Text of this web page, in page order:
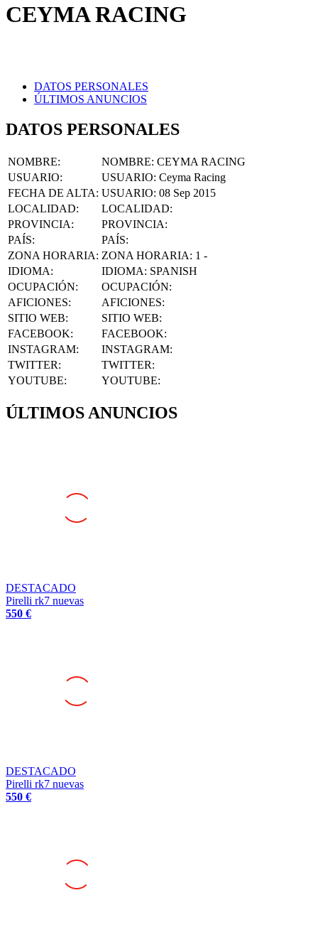
CEYMA RACING
DATOS PERSONALES
ÚLTIMOS ANUNCIOS
DATOS PERSONALES
NOMBRE: NOMBRE: CEYMA RACING
USUARIO: USUARIO: Ceyma Racing
FECHA DE ALTA: USUARIO: 08 Sep 2015
LOCALIDAD:
LOCALIDAD:
PROVINCIA:
PROVINCIA:
PAÍS:
PAÍS:
ZONA HORARIA: ZONA HORARIA: 1 -
IDIOMA: IDIOMA: SPANISH
OCUPACIÓN:
OCUPACIÓN:
AFICIONES:
AFICIONES:
SITIO WEB:
SITIO WEB:
FACEBOOK:
FACEBOOK:
INSTAGRAM:
INSTAGRAM:
TWITTER:
TWITTER:
YOUTUBE: YOUTUBE:
ÚLTIMOS ANUNCIOS
DESTACADO
Pirelli rk7 nuevas
550 €
DESTACADO
Pirelli rk7 nuevas
550 €